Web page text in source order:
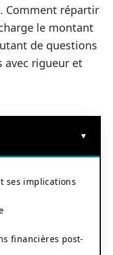
Comment répartir
le montant
de questions
avec rigueur et
ses implications
financières post-